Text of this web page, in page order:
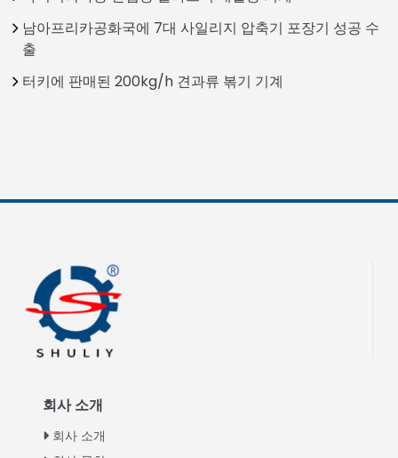
남아프리카공화국에 7대 사일리지 압축기 포장기 성공 수
출
터키에 판매된 200kg/h 견과류 볶기 기계
회사 소개
회사 소개